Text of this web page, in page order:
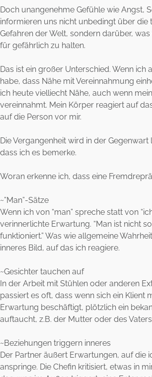
Doch unangenehme Gefühle wie Angst,
informieren uns nicht unbedingt über die
Gefahren der Welt, sondern darüber,
für gefährlich zu halten.
Das ist ein großer Unterschied. Wenn ich
habe, dass Nähe mit Vereinnahmung
ich heute vielliecht Nähe, auch wenn
vereinnahmt. Mein Körper reagiert auf
auf die Person vor mir.
Die Vergangenheit wird in der Gegenwart
dass ich es bemerke.
Woran erkenne ich, dass eine
~”Man”-Sätze
Wenn ich von “man” spreche statt von
verinnerlichte Erwartung. “Man ist nicht
funktioniert.” Was wie allgemeine
inneres Bild, auf das ich reagiere.
~Gesichter tauchen auf
In der Arbeit mit Stühlen oder anderen
passiert es oft, dass wenn sich ein Klient
Erwartung beschäftigt, plötzlich ein
auftaucht, z.B. der Mutter oder des
~Beziehungen triggern inneres
Der Partner äußert Erwartungen, auf die
anspringe. Die Chefin kritisiert, etwas in